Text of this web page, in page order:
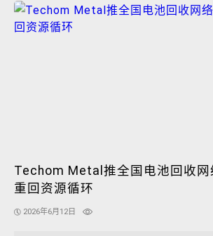
Techom Metal推全国电池回收网
重回资源循环
2026年6月12日